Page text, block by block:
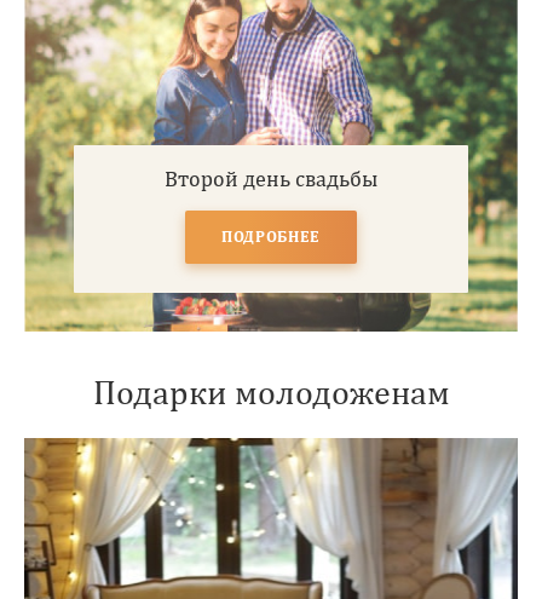
Второй день свадьбы
ПОДРОБНЕЕ
Подарки молодоженам